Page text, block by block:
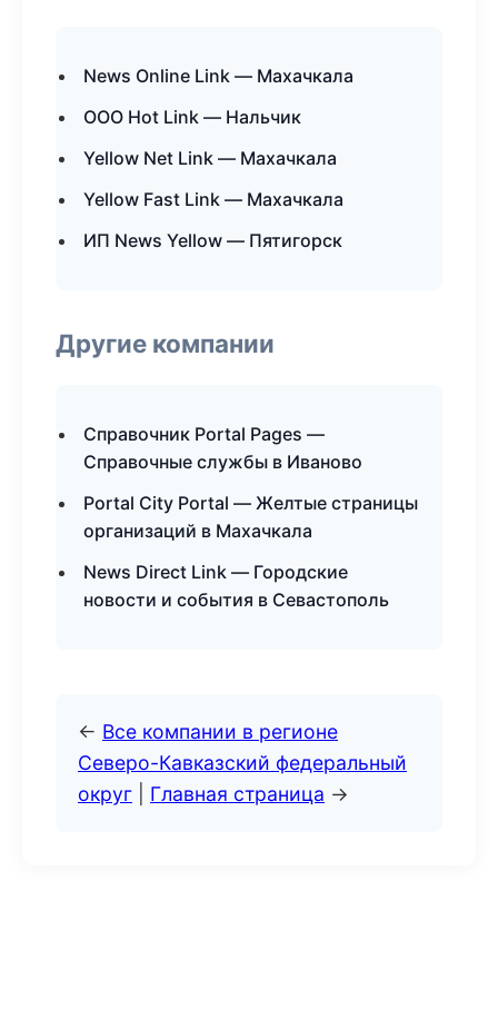
News Online Link — Махачкала
ООО Hot Link — Нальчик
Yellow Net Link — Махачкала
Yellow Fast Link — Махачкала
ИП News Yellow — Пятигорск
Другие компании
Справочник Portal Pages —
Справочные службы в Иваново
Portal City Portal — Желтые страницы
организаций в Махачкала
News Direct Link — Городские
новости и события в Севастополь
← Все компании в регионе
Северо-Кавказский федеральный
округ
Главная страница →